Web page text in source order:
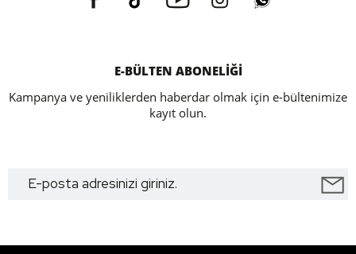
E-BÜLTEN ABONELİĞİ
Kampanya ve yeniliklerden haberdar olmak için e-bültenimize
kayıt olun.